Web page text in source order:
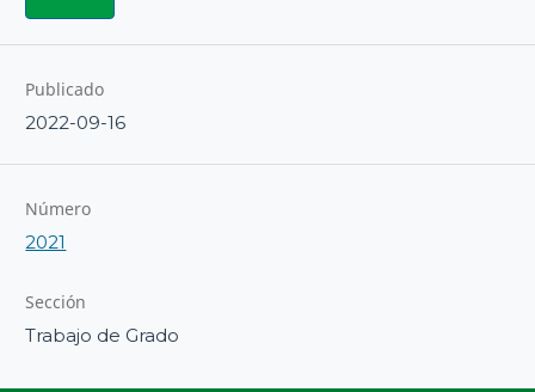
Publicado
2022-09-16
Número
2021
Sección
Trabajo de Grado